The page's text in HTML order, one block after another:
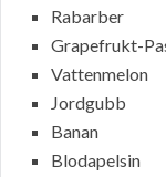
Rabarber
Grapefrukt-
Vattenmelon
Jordgubb
Banan
Blodapelsin